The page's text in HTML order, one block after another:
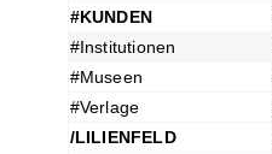
#KUNDEN
#Institutionen
#Museen
#Verlage
/LILIENFELD